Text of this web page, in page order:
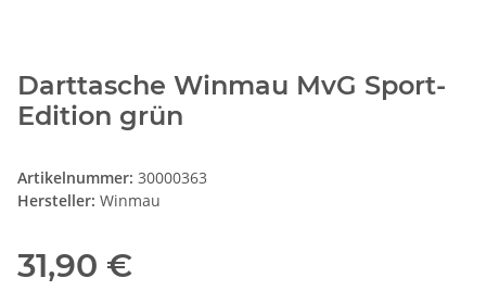
Darttasche Winmau MvG Sport-
Edition grün
Artikelnummer: 30000363
Hersteller: Winmau
31,90 €